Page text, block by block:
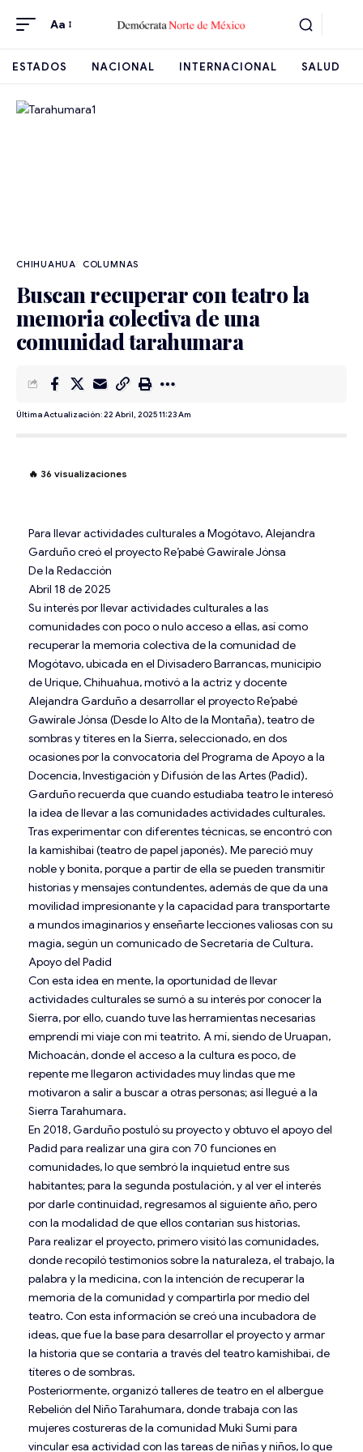
Aa
ESTADOS NACIONAL INTERNACIONAL SALUD
CHIHUAHUA
Buscan recuperar con teatro la
memoria colectiva de una
comunidad tarahumara
Última Actualización: 22 Abril, 2025 11:23 Am
🔥 36 visualizaciones
Para llevar actividades culturales a Mogótavo, Alejandra
Garduño creó el proyecto Re’pabé Gawírale Jónsa
De la Redacción
Abril 18 de 2025
Su interés por llevar actividades culturales a las
comunidades con poco o nulo acceso a ellas, así como
recuperar la memoria colectiva de la comunidad de
Mogótavo, ubicada en el Divisadero Barrancas, municipio
de Urique, Chihuahua, motivó a la actriz y docente
Alejandra Garduño a desarrollar el proyecto Re’pabé
Gawírale Jónsa (Desde lo Alto de la Montaña), teatro de
sombras y títeres en la Sierra, seleccionado, en dos
ocasiones por la convocatoria del Programa de Apoyo a la
Docencia, Investigación y Difusión de las Artes (Padid).
Garduño recuerda que cuando estudiaba teatro le interesó
la idea de llevar a las comunidades actividades culturales.
Tras experimentar con diferentes técnicas, se encontró con
la kamishibai (teatro de papel japonés). Me pareció muy
noble y bonita, porque a partir de ella se pueden transmitir
historias y mensajes contundentes, además de que da una
movilidad impresionante y la capacidad para transportarte
a mundos imaginarios y enseñarte lecciones valiosas con su
magia, según un comunicado de Secretaría de Cultura.
Apoyo del Padid
Con esta idea en mente, la oportunidad de llevar
actividades culturales se sumó a su interés por conocer la
Sierra, por ello, cuando tuve las herramientas necesarias
emprendí mi viaje con mi teatrito. A mí, siendo de Uruapan,
Michoacán, donde el acceso a la cultura es poco, de
repente me llegaron actividades muy lindas que me
motivaron a salir a buscar a otras personas; así llegué a la
Sierra Tarahumara.
En 2018, Garduño postuló su proyecto y obtuvo el apoyo del
Padid para realizar una gira con 70 funciones en
comunidades, lo que sembró la inquietud entre sus
habitantes; para la segunda postulación, y al ver el interés
por darle continuidad, regresamos al siguiente año, pero
con la modalidad de que ellos contarían sus historias.
Para realizar el proyecto, primero visitó las comunidades,
donde recopiló testimonios sobre la naturaleza, el trabajo, la
palabra y la medicina, con la intención de recuperar la
memoria de la comunidad y compartirla por medio del
teatro. Con esta información se creó una incubadora de
ideas, que fue la base para desarrollar el proyecto y armar
la historia que se contaría a través del teatro kamishibai, de
títeres o de sombras.
Posteriormente, organizó talleres de teatro en el albergue
Rebelión del Niño Tarahumara, donde trabaja con las
mujeres costureras de la comunidad Muki Sumi para
vincular esa actividad con las tareas de niñas y niños, lo que